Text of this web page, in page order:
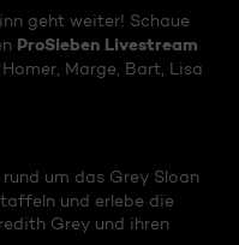
geht weiter! Schaue
ProSieben Livestream
Marge, Bart, Lisa
um das Grey Sloan
und erlebe die
Grey und ihren